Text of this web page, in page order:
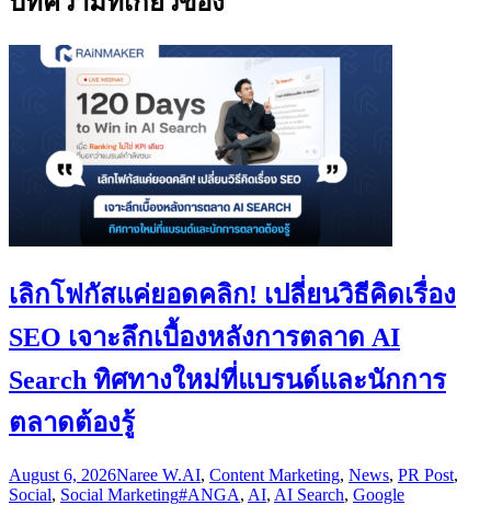
เลิกโฟกัสแค่ยอดคลิก! เปลี่ยนวิธีคิดเรื่อง
SEO เจาะลึกเบื้องหลังการตลาด AI
Search ทิศทางใหม่ที่แบรนด์และนักการ
ตลาดต้องรู้
August 6, 2026Naree W.AI, Content Marketing, News, PR Post,
Social, Social Marketing#ANGA, AI, AI Search, Google